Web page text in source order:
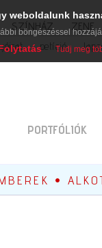
SZÍNHÁZ ZENE
petíció
PORTFÓLIÓK
weboldalunk
böngészéssel
Tudj meg